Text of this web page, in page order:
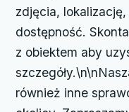
zdjęcia,
dostępność.
z obiektem aby
również inne